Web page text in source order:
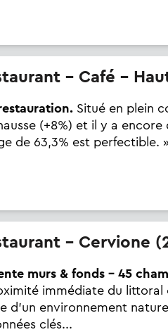
- Café -
Situé en plein
(+8%) et il y a
de 63,3% est
- Cervione
murs & fonds – 45
immédiate du
d'un environnement
clés...